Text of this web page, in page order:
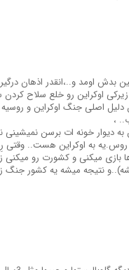
بدش اومد و..،انقدر اذهان درگیر
اوکراین رو خلع سلاح کردن
دلیل اصلی جنگ اوکراین و
،
دیوار خونه ات برسن نمیشینی
روس.یه به اوکراین هست.. وقتی
بازی میکنی و کشورت رو میکنی
نتیجه میشه یه کشور جنگ